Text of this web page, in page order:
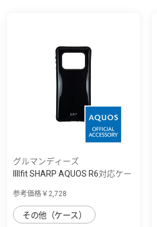
グルマンディーズ
IIIIfit SHARP AQUOS R6対応ケー
参考価格￥2,728
その他（ケース）